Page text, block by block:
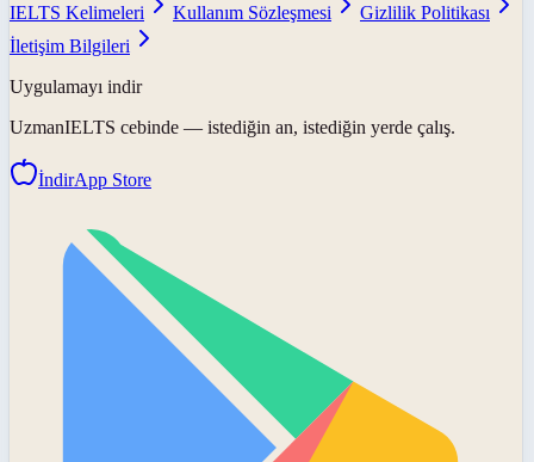
IELTS Kelimeleri
Kullanım Sözleşmesi
Gizlilik Politikası
İletişim Bilgileri
Uygulamayı indir
UzmanIELTS cebinde — istediğin an, istediğin yerde çalış.
İndirApp Store